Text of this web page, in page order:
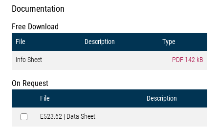
Documentation
Free Download
File Description Type
Info Sheet PDF 142 kB
On Request
File Description
E523.62 | Data Sheet